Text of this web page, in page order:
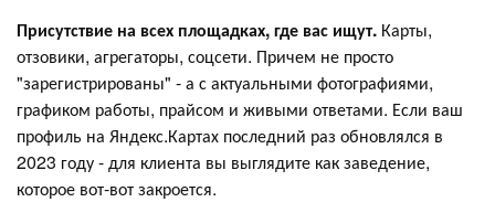
Присутствие на всех площадках, где вас ищут. Карты,
отзовики, агрегаторы, соцсети. Причем не просто
"зарегистрированы" - а с актуальными фотографиями,
графиком работы, прайсом и живыми ответами. Если ваш
профиль на Яндекс.Картах последний раз обновлялся в
2023 году - для клиента вы выглядите как заведение,
которое вот-вот закроется.